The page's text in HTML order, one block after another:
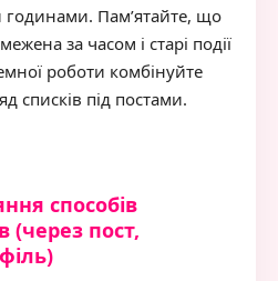
годинами. Пам’ятайте, що
за часом і старі події
роботи комбінуйте
списків під постами.
способів
(через пост,